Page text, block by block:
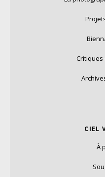
Critiques
CIEL
À